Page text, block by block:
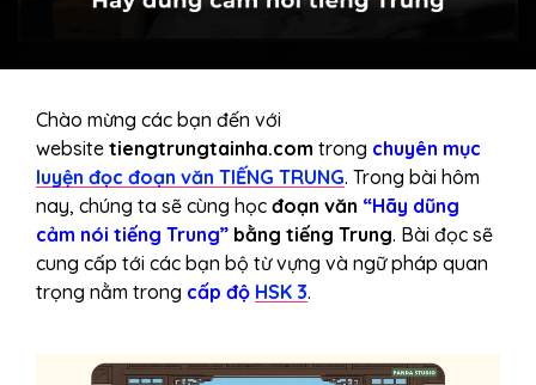
Chào mừng các bạn đến với
website tiengtrungtainha.com trong chuyên mục
luyện đọc đoạn văn TIẾNG TRUNG. Trong bài hôm
nay, chúng ta sẽ cùng học đoạn văn “Hãy dũng
cảm nói tiếng Trung” bằng tiếng Trung. Bài đọc sẽ
cung cấp tới các bạn bộ từ vựng và ngữ pháp quan
trọng nằm trong cấp độ HSK 3.